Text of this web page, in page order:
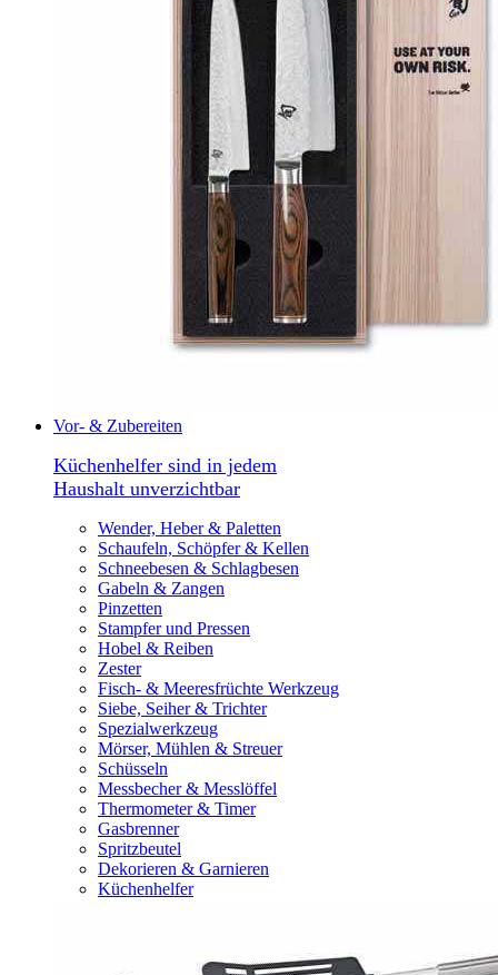
Vor- & Zubereiten
Küchenhelfer sind in jedem
Haushalt unverzichtbar
Wender, Heber & Paletten
Schaufeln, Schöpfer & Kellen
Schneebesen & Schlagbesen
Gabeln & Zangen
Pinzetten
Stampfer und Pressen
Hobel & Reiben
Zester
Fisch- & Meeresfrüchte Werkzeug
Siebe, Seiher & Trichter
Spezialwerkzeug
Mörser, Mühlen & Streuer
Schüsseln
Messbecher & Messlöffel
Thermometer & Timer
Gasbrenner
Spritzbeutel
Dekorieren & Garnieren
Küchenhelfer